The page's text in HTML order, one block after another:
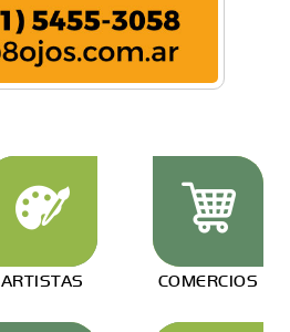
ARTISTAS COMERCIOS